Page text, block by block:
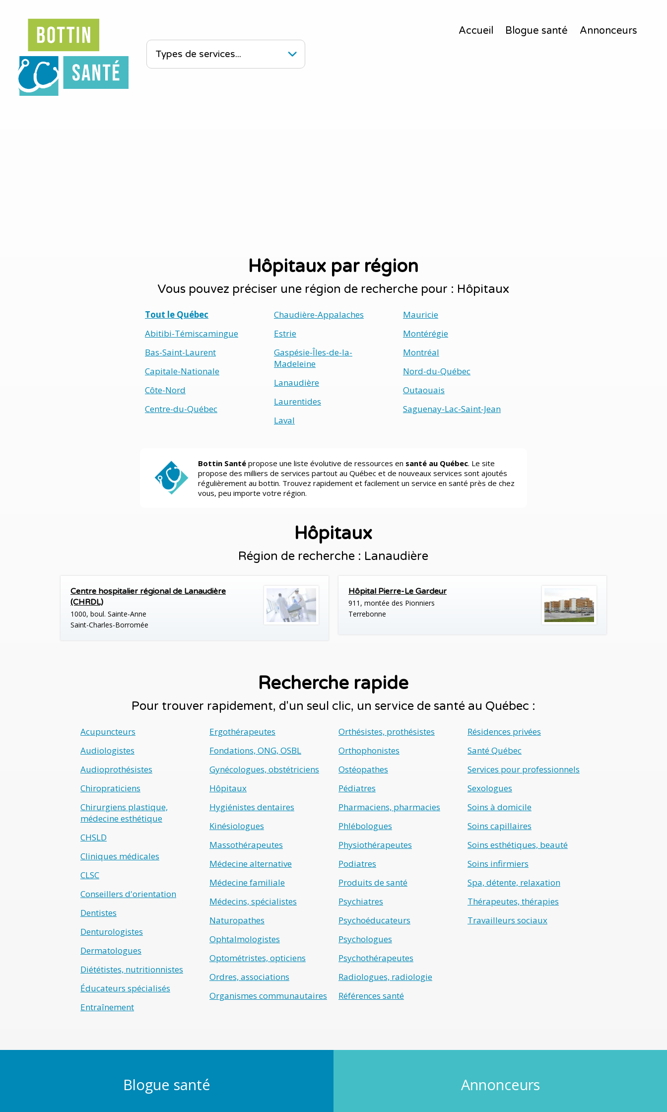
Accueil Blogue santé Annonceurs
Hôpitaux par région
Vous pouvez préciser une région de recherche pour : Hôpitaux
Tout le Québec
Abitibi-Témiscamingue
Bas-Saint-Laurent
Capitale-Nationale
Côte-Nord
Centre-du-Québec
Chaudière-Appalaches
Estrie
Gaspésie-Îles-de-la-
Madeleine
Lanaudière
Laurentides
Laval
Mauricie
Montérégie
Montréal
Nord-du-Québec
Outaouais
Saguenay-Lac-Saint-Jean
Bottin Santé propose une liste évolutive de ressources en santé au Québec. Le site
propose des milliers de services partout au Québec et de nouveaux services sont ajoutés
régulièrement au bottin. Trouvez rapidement et facilement un service en santé près de chez
vous, peu importe votre région.
Hôpitaux
Région de recherche : Lanaudière
Centre hospitalier régional de Lanaudière
(CHRDL)
1000, boul. Sainte-Anne
Saint-Charles-Borromée
Hôpital Pierre-Le Gardeur
911, montée des Pionniers
Terrebonne
Recherche rapide
Pour trouver rapidement, d'un seul clic, un service de santé au Québec :
Acupuncteurs
Audiologistes
Audioprothésistes
Chiropraticiens
Chirurgiens plastique,
médecine esthétique
CHSLD
Cliniques médicales
CLSC
Conseillers d'orientation
Dentistes
Denturologistes
Dermatologues
Diététistes, nutritionnistes
Éducateurs spécialisés
Entraînement
Ergothérapeutes
Fondations, ONG, OSBL
Gynécologues, obstétriciens
Hôpitaux
Hygiénistes dentaires
Kinésiologues
Massothérapeutes
Médecine alternative
Médecine familiale
Médecins, spécialistes
Naturopathes
Ophtalmologistes
Optométristes, opticiens
Ordres, associations
Organismes communautaires
Orthésistes, prothésistes
Orthophonistes
Ostéopathes
Pédiatres
Pharmaciens, pharmacies
Phlébologues
Physiothérapeutes
Podiatres
Produits de santé
Psychiatres
Psychoéducateurs
Psychologues
Psychothérapeutes
Radiologues, radiologie
Références santé
Résidences privées
Santé Québec
Services pour professionnels
Sexologues
Soins à domicile
Soins capillaires
Soins esthétiques, beauté
Soins infirmiers
Spa, détente, relaxation
Thérapeutes, thérapies
Travailleurs sociaux
Blogue santé Annonceurs